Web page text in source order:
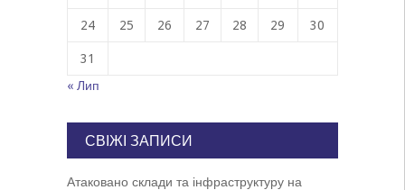
24 25 26 27 28 29 30
31
« Лип
СВІЖІ ЗАПИСИ
Атаковано склади та інфраструктуру на